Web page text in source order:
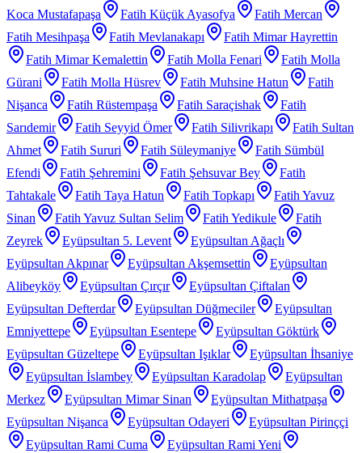
Koca Mustafapaşa Fatih Küçük Ayasofya
Fatih Mercan
Fatih Mesihpaşa
Fatih Mevlanakapı
Fatih Mimar Hayrettin
Fatih Mimar Kemalettin
Fatih Molla Fenari
Fatih Molla
Gürani
Fatih Molla Hüsrev Fatih Muhsine Hatun
Fatih
Nişanca
Fatih Rüstempaşa Fatih Saraçishak
Fatih
Sarıdemir
Fatih Seyyid Ömer Fatih Silivrikapı
Fatih Sultan
Ahmet
Fatih Sururi Fatih Süleymaniye
Fatih Sümbül
Efendi
Fatih Şehremini Fatih Şehsuvar Bey
Fatih
Tahtakale
Fatih Taya Hatun Fatih Topkapı
Fatih Yavuz
Sinan
Fatih Yavuz Sultan Selim Fatih Yedikule
Fatih
Zeyrek
Eyüpsultan 5. Levent
Eyüpsultan Ağaçlı
Eyüpsultan Akpınar
Eyüpsultan Akşemsettin
Eyüpsultan
Alibeyköy
Eyüpsultan Çırçır
Eyüpsultan Çiftalan
Eyüpsultan Defterdar
Eyüpsultan Düğmeciler
Eyüpsultan
Emniyettepe
Eyüpsultan Esentepe
Eyüpsultan Göktürk
Eyüpsultan Güzeltepe
Eyüpsultan Işıklar
Eyüpsultan İhsaniye
Eyüpsultan İslambey
Eyüpsultan Karadolap
Eyüpsultan
Merkez
Eyüpsultan Mimar Sinan
Eyüpsultan Mithatpaşa
Eyüpsultan Nişanca
Eyüpsultan Odayeri
Eyüpsultan Pirinççi
Eyüpsultan Rami Cuma
Eyüpsultan Rami Yeni